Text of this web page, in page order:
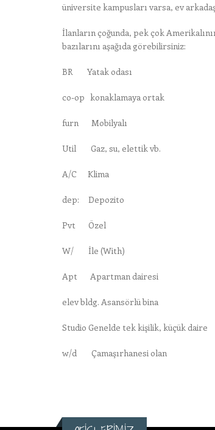
üniversite kampusları varsa, ev
İlanların çoğunda, pek çok
bazılarını aşağıda görebilirsiniz:
BR Yatak odası
co-op konaklamaya ortak
furn Mobilyalı
Util Gaz, su, elettik vb.
A/C Klima
dep: Depozito
Pvt Özel
W/ İle (With)
Apt Apartman dairesi
elev bldg. Asansörlü bina
Studio Genelde tek kişilik, küçük daire
w/d Çamaşırhanesi olan